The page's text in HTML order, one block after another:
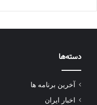
دسته‌ها
آخرین برنامه ها
اخبار ایران